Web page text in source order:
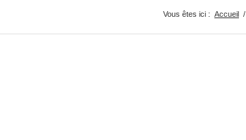
Vous êtes ici : Accueil /